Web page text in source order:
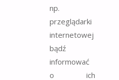
np.
przeglądarki
internetowej
bądź
informować
o ich